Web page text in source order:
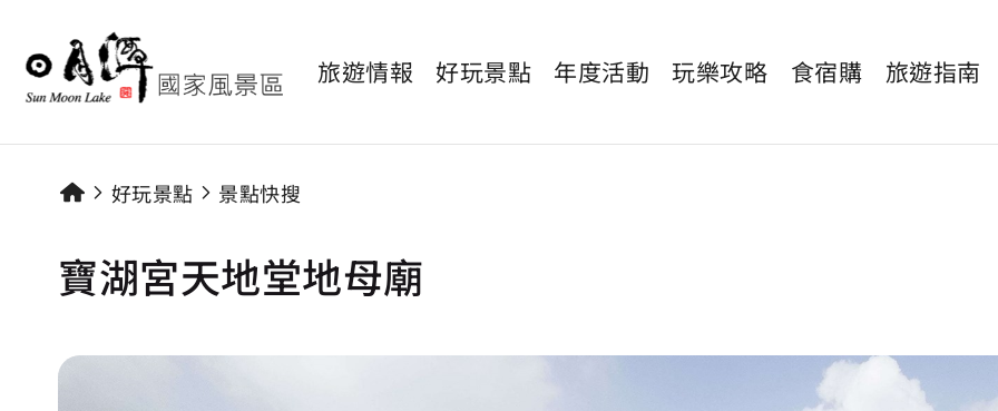
旅遊情報 好玩景點 年度活動 玩樂攻略 食宿購 旅遊指南
好玩景點 景點快搜
寶湖宮天地堂地母廟